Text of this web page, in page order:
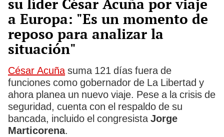
su líder César Acuña por viaje
a Europa: "Es un momento de
reposo para analizar la
situación"
César Acuñasuma 121 días fuera de
funciones como gobernador de La Libertad y
ahora planea un nuevo viaje. Pese a la crisis de
seguridad, cuenta con el respaldo de su
bancada, incluido el congresista Jorge
Marticorena.